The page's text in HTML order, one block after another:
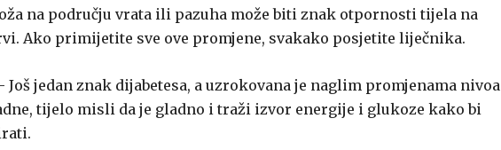
na području vrata ili pazuha može biti znak otpornosti tijela na
Ako primijetite sve ove promjene, svakako posjetite liječnika.
Još jedan znak dijabetesa, a uzrokovana je naglim promjenama nivoa
tijelo misli da je gladno i traži izvor energije i glukoze kako bi